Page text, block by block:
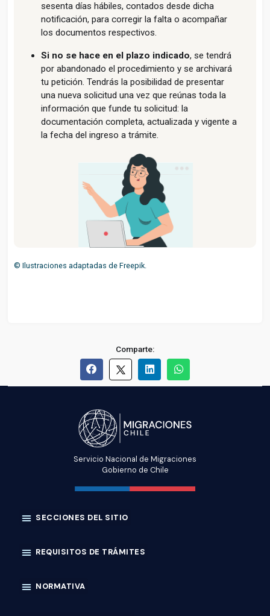
sesenta días hábiles, contados desde dicha
notificación, para corregir la falta o acompañar
los documentos respectivos.
Si no se hace en el plazo indicado, se tendrá
por abandonado el procedimiento y se archivará
tu petición. Tendrás la posibilidad de presentar
una nueva solicitud una vez que reúnas toda la
información que funde tu solicitud: la
documentación completa, actualizada y vigente a
la fecha del ingreso a trámite.
© Ilustraciones adaptadas de Freepik.
Comparte:
Servicio Nacional de Migraciones
Gobierno de Chile